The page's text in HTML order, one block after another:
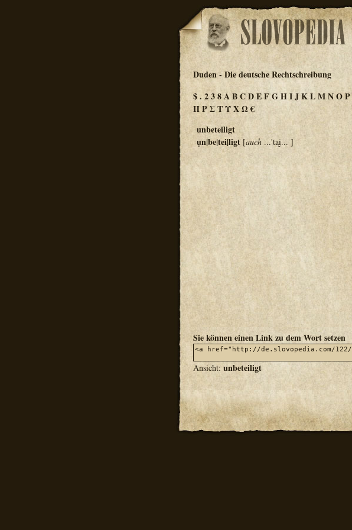
Duden - Die deutsche Rechtschreibung
$. 238ABCDEFGHIJKLMNOP
ΠΡΣΤΥΧΩ€
unbeteiligt
ụn|be|tei|ligt [auch ...'tai̮... ]
Sie können einen Link zu dem Wort setzen
Ansicht: unbeteiligt